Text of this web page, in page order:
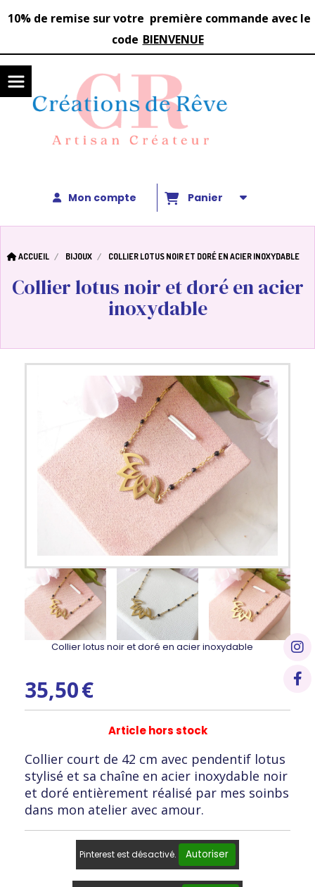
10%de remise sur votre première commande avec le
code BIENVENUE
Mon compte Panier
ACCUEIL BIJOUX COLLIER LOTUS NOIR ET DORÉ EN ACIER INOXYDABLE
Collier lotus noir et doré en acier
inoxydable
Collier lotus noir et doré en acier inoxydable
35,50€
Article hors stock
Collier court de 42 cm avec pendentif lotus
stylisé et sa chaîne en acier inoxydable noir
et doré entièrement réalisé par mes soinbs
dans mon atelier avec amour.
Pinterest est désactivé. Autoriser